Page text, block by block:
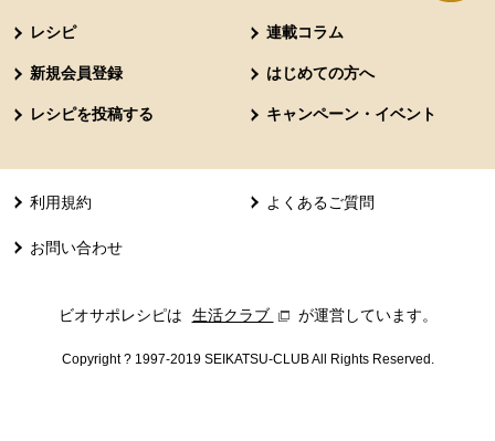
レシピ 連載コラム
新規会員登録 はじめての方へ
レシピを投稿する キャンペーン・イベント
利用規約 よくあるご質問
お問い合わせ
ビオサポレシピは 生活クラブ 別のウィンドウで開きます。
が運営しています。
Copyright ? 1997-2019 SEIKATSU-CLUB All Rights Reserved.